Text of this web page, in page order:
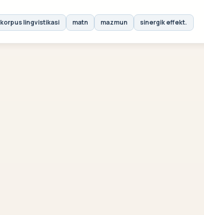
korpus lingvistikasi matn mazmun sinergik effekt.